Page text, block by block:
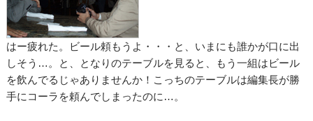
はー疲れた。ビール頼もうよ・・・と、いまにも誰かが口に出
しそう…。と、となりのテーブルを見ると、もう一組はビール
を飲んでるじゃありませんか！こっちのテーブルは編集長が勝
手にコーラを頼んでしまったのに…。